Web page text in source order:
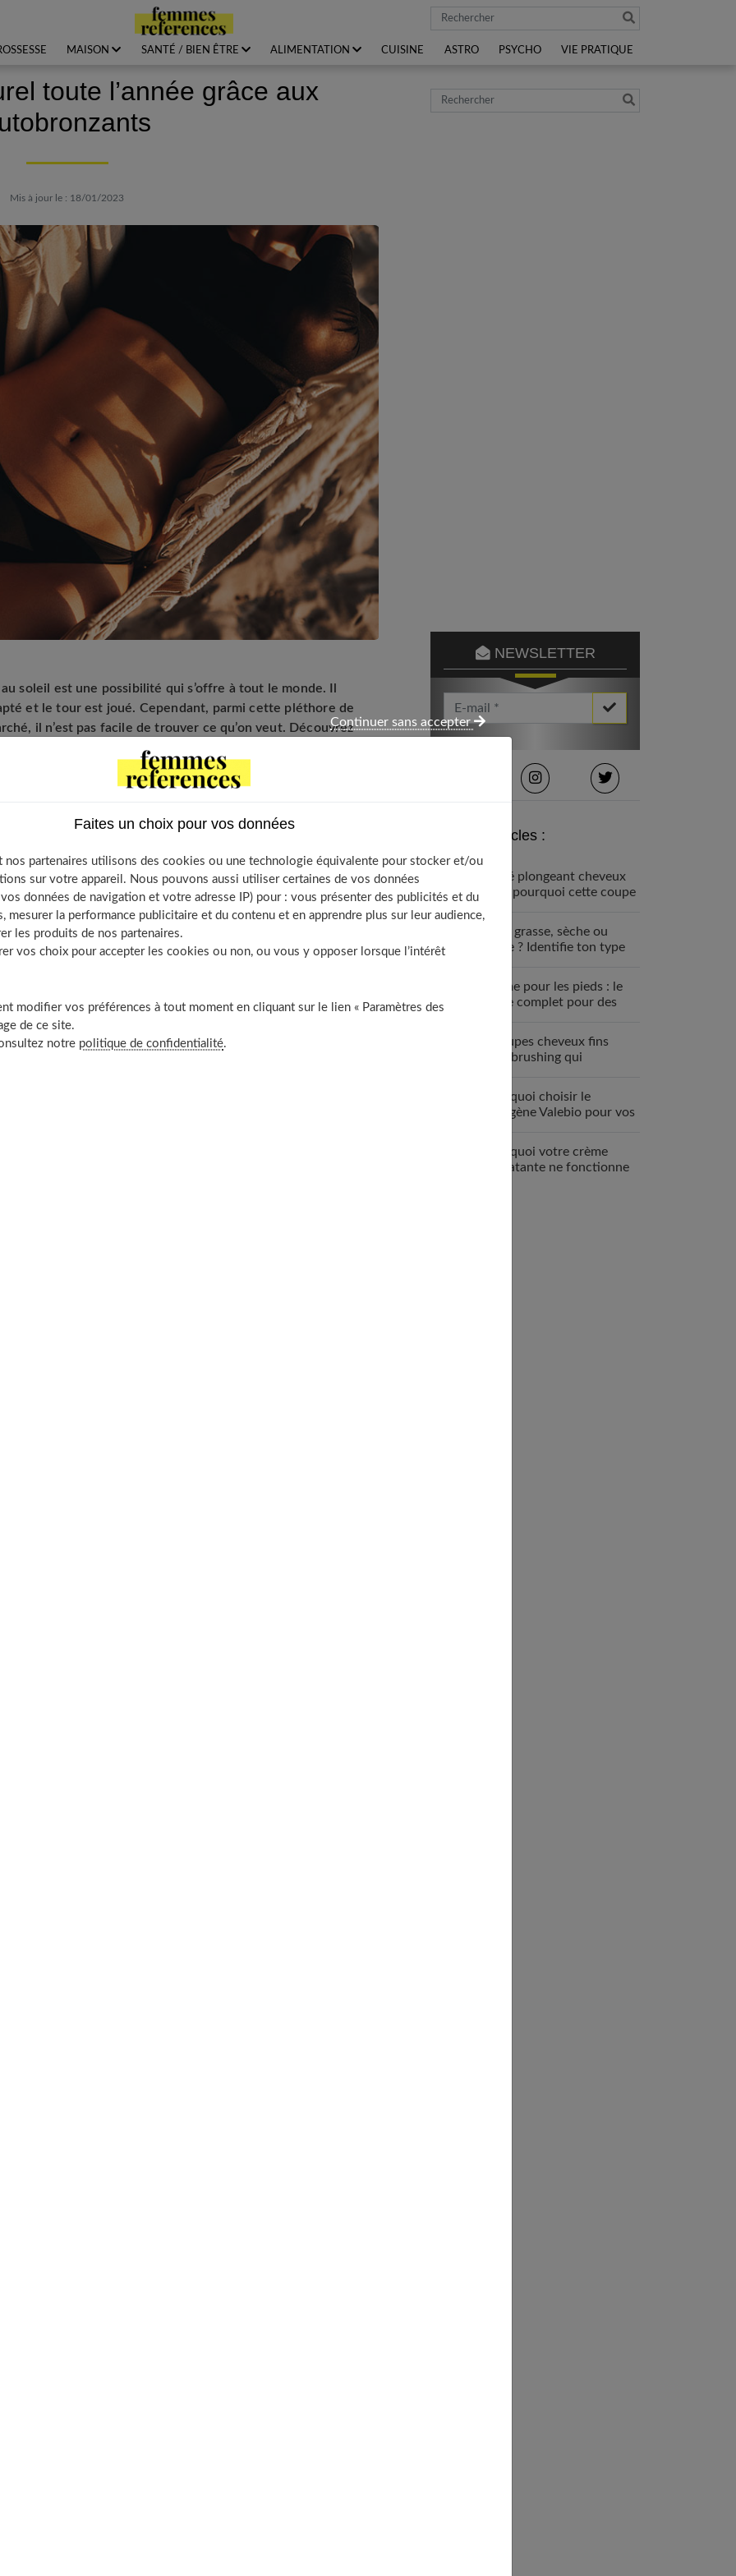
Rechercher
MAISON SANTÉ / BIEN ÊTRE ALIMENTATION CUISINE ASTRO PSYCHO VIE PRATIQUE
toute l’année grâce aux
Mis à jour le : 18/01/2023
soleil est une possibilité qui s’offre à tout le monde. Il
et le tour est joué. Cependant, parmi cette pléthore de
il n’est pas facile de trouver ce qu’on veut. Découvrez
sur les autobronzants, notamment les critères de choix
votre cure.
sous forme de gélule ?
autobronzantes ?
: les précautions à prendre
naturels ?
autobronzant en crème, mousse et spray ?
un autobronzant correctement
?
au fil du temps ?
?
autobronzants sous forme de
des concentrés de vitamines riches en bêta-carotène. Ce
dans plusieurs végétaux terrestres et sur la chair de
la vitamine A qui permet de lutter contre le vieillissement de
du système immunitaire. Pour un teint hâlé sublime, utiliser
de la mélanine. Elles assurent une bonne
un bronzage intégral. Ces compléments alimentaires
la peau. Ils sont adaptés à tout le monde, notamment aux
autobronzantes ?
20 jours au minimum avant l'exposition au soleil et de la
de l'utilisation garantit la bonne efficacité d'une
d'un produit à l'autre. Pour cela, il est important de
: les précautions à prendre
Cependant, il convient de prendre certaines mesures pour
avant toute exposition aux rayons UV. En période
des lunettes de soleil et un tee-shirt.
de gélules est déconseillée aux enfants, aux femmes
plus, certaines études démontrent que le bêta-carotène
ce qui amène de nombreux fabricants à utiliser
pas à consulter l'étiquette du produit avant de vous
de votre médecin pour plus de certitude.
Rechercher
NEWSLETTER
Votre Email *
Derniers articles :
Carré plongeant cheveux
fins : pourquoi cette coupe
Peau grasse, sèche ou
mixte ? Identifie ton type
Crème pour les pieds : le
guide complet pour des
7 coupes cheveux fins
sans brushing qui
Pourquoi choisir le
collagène Valebio pour vos
Pourquoi votre crème
hydratante ne fonctionne
Faites un choix pour vos données
nos partenaires utilisons des cookies ou une technologie équivalente pour stocker et/ou
sur votre appareil. Nous pouvons aussi utiliser certaines de vos données
données de navigation et votre adresse IP) pour : vous présenter des publicités et du
mesurer la performance publicitaire et du contenu et en apprendre plus sur leur audience,
les produits de nos partenaires.
vos choix pour accepter les cookies ou non, ou vous y opposer lorsque l’intérêt
modifier vos préférences à tout moment en cliquant sur le lien « Paramètres des
de ce site.
notre politique de confidentialité.
Continuer sans accepter